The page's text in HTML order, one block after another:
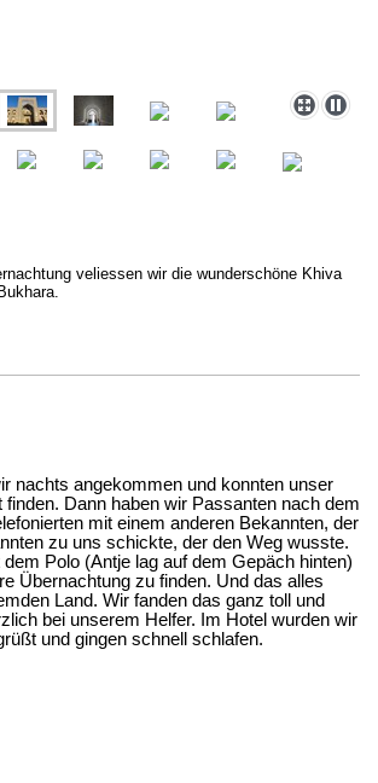
veliessen wir die wunderschöne Khiva
nachts angekommen und konnten unser
finden. Dann haben wir Passanten nach dem
mit einem anderen Bekannten, der
zu uns schickte, der den Weg wusste.
Polo (Antje lag auf dem Gepäch hinten)
Übernachtung zu finden. Und das alles
Land. Wir fanden das ganz toll und
bei unserem Helfer. Im Hotel wurden wir
und gingen schnell schlafen.